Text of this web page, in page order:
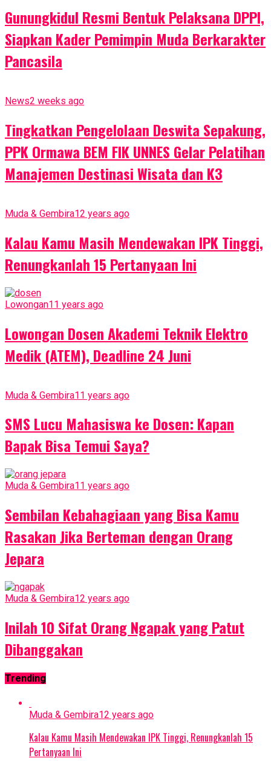
Gunungkidul Resmi Bentuk Pelaksana DPPI,
Siapkan Kader Pemimpin Muda Berkarakter
Pancasila
News2 weeks ago
Tingkatkan Pengelolaan Deswita Sepakung,
PPK Ormawa BEM FIK UNNES Gelar Pelatihan
Manajemen Destinasi Wisata dan K3
Muda & Gembira12 years ago
Kalau Kamu Masih Mendewakan IPK Tinggi,
Renungkanlah 15 Pertanyaan Ini
Lowongan11 years ago
Lowongan Dosen Akademi Teknik Elektro
Medik (ATEM), Deadline 24 Juni
Muda & Gembira11 years ago
SMS Lucu Mahasiswa ke Dosen: Kapan
Bapak Bisa Temui Saya?
Muda & Gembira11 years ago
Sembilan Kebahagiaan yang Bisa Kamu
Rasakan Jika Berteman dengan Orang
Jepara
Muda & Gembira12 years ago
Inilah 10 Sifat Orang Ngapak yang Patut
Dibanggakan
Trending
Muda & Gembira12 years ago
Kalau Kamu Masih Mendewakan IPK Tinggi, Renungkanlah 15
Pertanyaan Ini